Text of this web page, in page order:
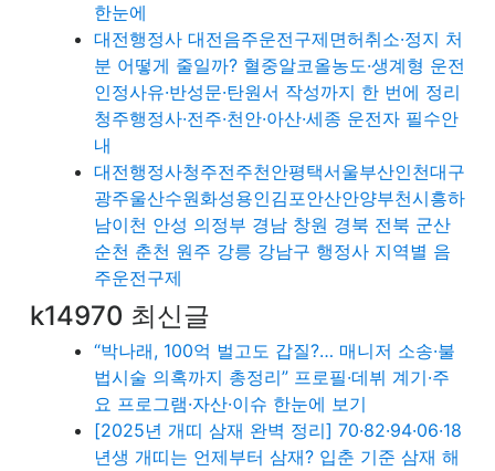
한눈에
대전행정사 대전음주운전구제면허취소·정지 처
분 어떻게 줄일까? 혈중알코올농도·생계형 운전
인정사유·반성문·탄원서 작성까지 한 번에 정리
청주행정사·전주·천안·아산·세종 운전자 필수안
내
대전행정사청주전주천안평택서울부산인천대구
광주울산수원화성용인김포안산안양부천시흥하
남이천 안성 의정부 경남 창원 경북 전북 군산
순천 춘천 원주 강릉 강남구 행정사 지역별 음
주운전구제
k14970 최신글
“박나래, 100억 벌고도 갑질?… 매니저 소송·불
법시술 의혹까지 총정리” 프로필·데뷔 계기·주
요 프로그램·자산·이슈 한눈에 보기
[2025년 개띠 삼재 완벽 정리] 70·82·94·06·18
년생 개띠는 언제부터 삼재? 입춘 기준 삼재 해